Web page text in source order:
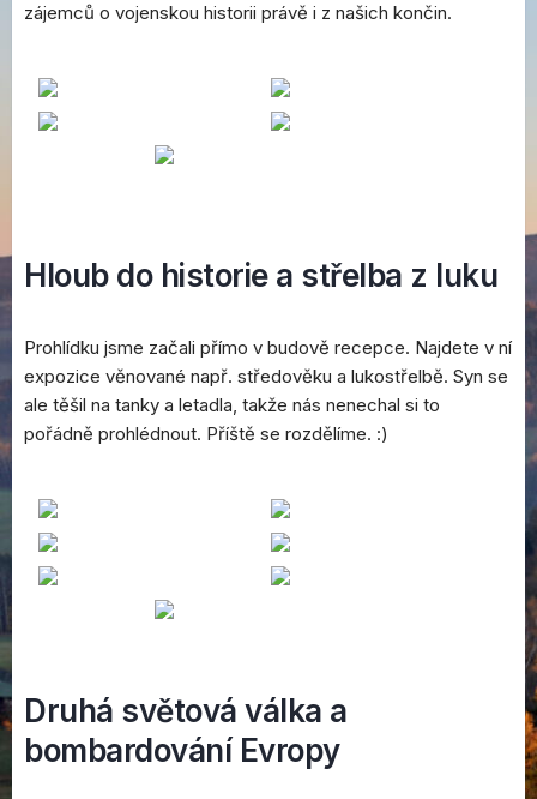
zájemců o vojenskou historii právě i z našich končin.
Hloub do historie a střelba z luku
Prohlídku jsme začali přímo v budově recepce. Najdete v ní
expozice věnované např. středověku a lukostřelbě. Syn se
ale těšil na tanky a letadla, takže nás nenechal si to
pořádně prohlédnout. Příště se rozdělíme. :)
Druhá světová válka a
bombardování Evropy